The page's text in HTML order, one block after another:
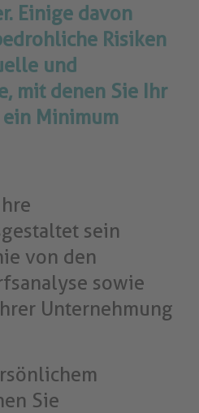
Einige davon
Risiken
und
mit denen Sie Ihr
Minimum
sein
von den
sowie
Unternehmung
Sie